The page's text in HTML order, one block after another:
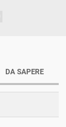
DA SAPERE